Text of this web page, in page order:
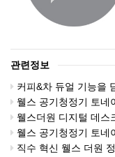
관련정보
커피&차 듀얼 기능을
웰스 공기청정기 토네
웰스더원 디지털 데스
웰스 공기청정기 토네
직수 혁신 웰스 더원